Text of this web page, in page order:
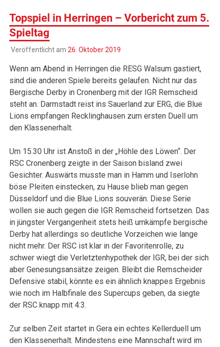
Topspiel in Herringen – Vorbericht zum 5.
Spieltag
Veröffentlicht am 26. Oktober 2019
Wenn am Abend in Herringen die RESG Walsum gastiert,
sind die anderen Spiele bereits gelaufen. Nicht nur das
Bergische Derby in Cronenberg mit der IGR Remscheid
steht an. Darmstadt reist ins Sauerland zur ERG, die Blue
Lions empfangen Recklinghausen zum ersten Duell um
den Klassenerhalt.
Um 15.30 Uhr ist Anstoß in der „Höhle des Löwen“. Der
RSC Cronenberg zeigte in der Saison bisland zwei
Gesichter. Auswärts musste man in Hamm und Iserlohn
böse Pleiten einstecken, zu Hause blieb man gegen
Düsseldorf und die Blue Lions souverän. Diese Serie
wollen sie auch gegen die IGR Remscheid fortsetzen. Das
in jüngster Vergangenheit stets heiß umkämpfe bergische
Derby hat allerdings so deutliche Vorzeichen wie lange
nicht mehr. Der RSC ist klar in der Favoritenrolle, zu
schwer wiegt die Verletztenhypothek der IGR, bei der sich
aber Genesungsansätze zeigen. Bleibt die Remscheider
Defensive stabil, könnte es ein ähnlich knappes Ergebnis
wie noch im Halbfinale des Supercups geben, da siegte
der RSC knapp mit 4:3.
Zur selben Zeit startet in Gera ein echtes Kellerduell um
den Klassenerhalt. Mindestens eine Mannschaft wird im